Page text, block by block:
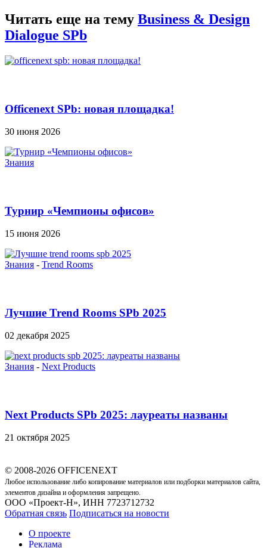
Читать еще на тему Business & Design
Dialogue SPb
Officenext SPb: новая площадка!
30 июня 2026
Знания
Турнир «Чемпионы офисов»
15 июня 2026
Знания - Trend Rooms
Лучшие Trend Rooms SPb 2025
02 декабря 2025
Знания - Next Products
Next Products SPb 2025: лауреаты названы
21 октября 2025
© 2008-2026 OFFICENEXT
Любое использование либо копирование материалов или подборки материалов сайта,
элементов дизайна и оформления запрещено.
ООО «Проект-Н», ИНН 7723712732
Обратная связь Подписаться на новости
О проекте
Реклама